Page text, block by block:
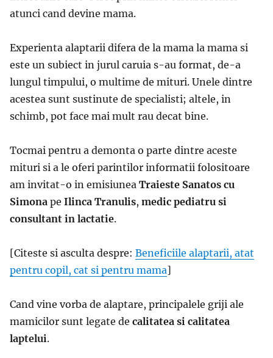
atunci cand devine mama.
Experienta alaptarii difera de la mama la mama si
este un subiect in jurul caruia s-au format, de-a
lungul timpului, o multime de mituri. Unele dintre
acestea sunt sustinute de specialisti; altele, in
schimb, pot face mai mult rau decat bine.
Tocmai pentru a demonta o parte dintre aceste
mituri si a le oferi parintilor informatii folositoare
am invitat-o in emisiunea Traieste Sanatos cu
Simona pe Ilinca Tranulis, medic pediatru si
consultant in lactatie.
[Citeste si asculta despre: Beneficiile alaptarii, atat
pentru copil, cat si pentru mama]
Cand vine vorba de alaptare, principalele griji ale
mamicilor sunt legate de calitatea si calitatea
laptelui.